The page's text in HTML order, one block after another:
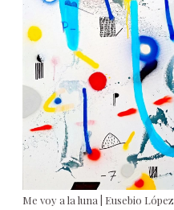
Me voy a la luna | Eusebio López